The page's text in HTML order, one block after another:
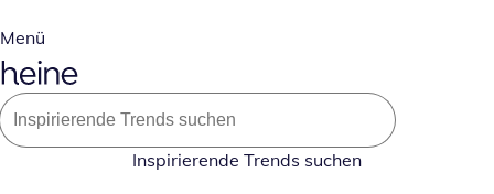
Menü
Inspirierende Trends suchen